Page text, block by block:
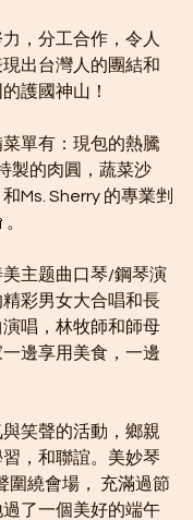
，分工合作，令人
出台灣人的團結和
護國神山！
單有：現包的熱騰
製的肉圓，蔬菜沙
Ms. Sherry 的專業剉
主题曲口琴/鋼琴演
彩男女大合唱和長
唱，林牧師和師母
邊享用美食，一邊
笑聲的活動，鄉親
，和聯誼。美妙琴
圍繞會場， 充滿過節
了一個美好的端午